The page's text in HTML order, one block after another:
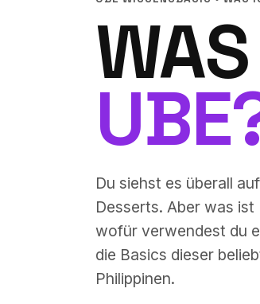
Du siehst es überall
Desserts. Aber was
wofür verwendest du
die Basics dieser
Philippinen.